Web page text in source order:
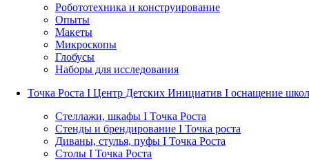
Робототехника и конструирование
Опыты
Макеты
Микроскопы
Глобусы
Наборы для исследования
Точка Роста I Центр Детских Инициатив I оснащение
Стеллажи, шкафы I Точка Роста
Стенды и брендирование I Точка роста
Диваны, стулья, пуфы I Точка Роста
Столы I Точка Роста